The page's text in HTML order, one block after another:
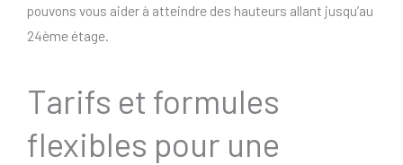
pouvons vous aider à atteindre des hauteurs allant jusqu’au
24ème étage.
Tarifs et formules
flexibles pour une